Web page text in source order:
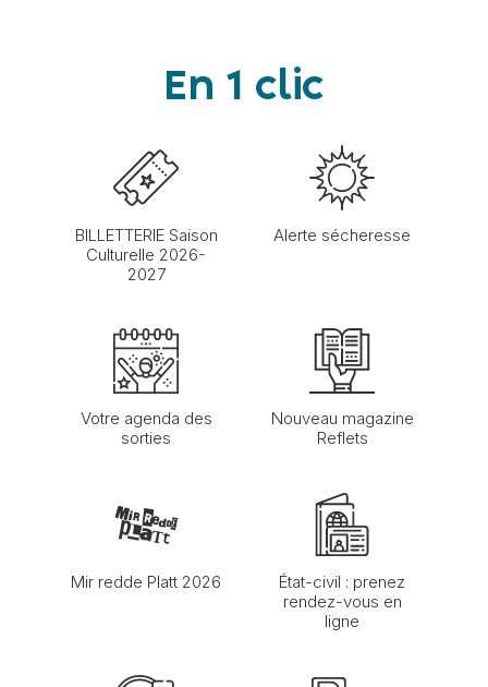
En 1 clic
BILLETTERIE Saison
Culturelle 2026-
2027
Alerte sécheresse
Votre agenda des
sorties
Nouveau magazine
Reflets
Mir redde Platt 2026
État-civil : prenez
rendez-vous en
ligne